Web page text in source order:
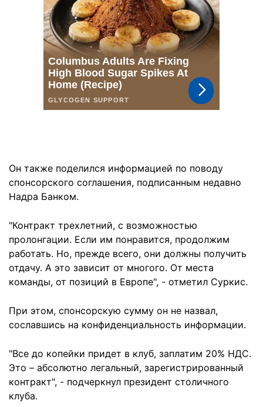
Он также поделился информацией по поводу
спонсорского соглашения, подписанным недавно
Надра Банком.
"Контракт трехлетний, с возможностью
пролонгации. Если им понравится, продолжим
работать. Но, прежде всего, они должны получить
отдачу. А это зависит от многого. От места
команды, от позиций в Европе", - отметил Суркис.
При этом, спонсорскую сумму он не назвал,
сославшись на конфиденциальность информации.
"Все до копейки придет в клуб, заплатим 20% НДС.
Это – абсолютно легальный, зарегистрированный
контракт", - подчеркнул президент столичного
клуба.